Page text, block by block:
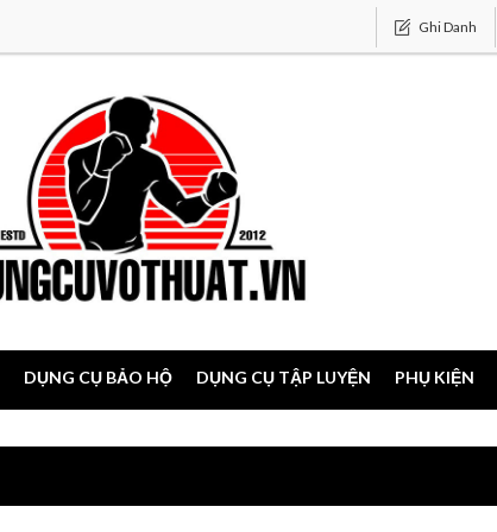
Ghi Danh
DỤNG CỤ BẢO HỘ DỤNG CỤ TẬP LUYỆN PHỤ KIỆN